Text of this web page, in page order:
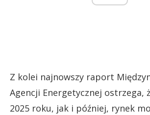
Z kolei najnowszy raport
Agencji Energetycznej ostrzega,
2025 roku, jak i później, rynek